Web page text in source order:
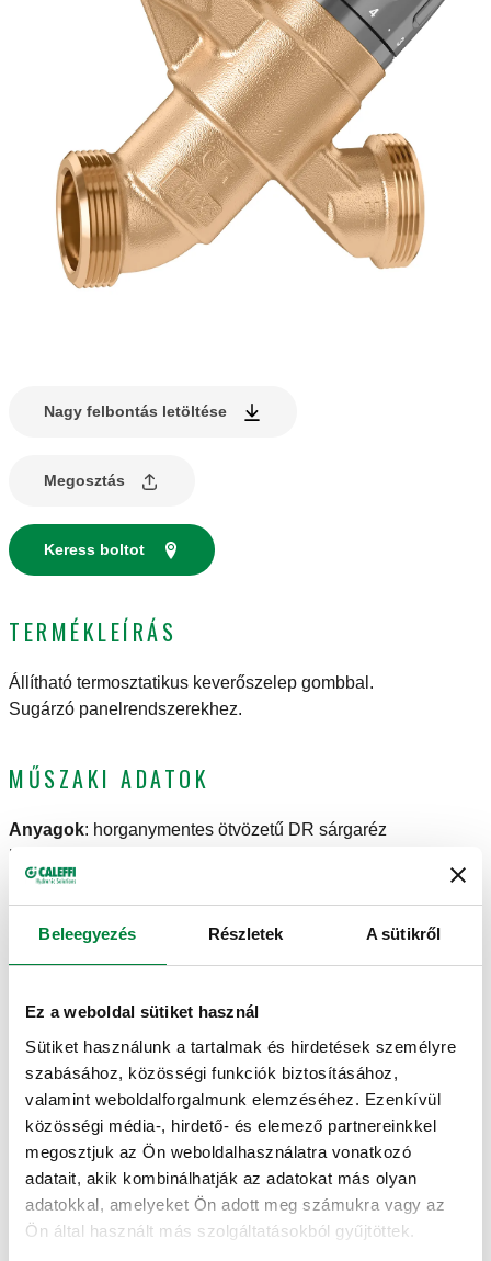
Beleegyezés Részletek A sütikről
Ez a weboldal sütiket használ
Sütiket használunk a tartalmak és hirdetések személyre
szabásához, közösségi funkciók biztosításához,
valamint weboldalforgalmunk elemzéséhez. Ezenkívül
közösségi média-, hirdető- és elemező partnereinkkel
megosztjuk az Ön weboldalhasználatra vonatkozó
adatait, akik kombinálhatják az adatokat más olyan
adatokkal, amelyeket Ön adott meg számukra vagy az
Ön által használt más szolgáltatásokból gyűjtöttek.
Nagy felbontás letöltése
Megosztás
Keress boltot
TERMÉKLEÍRÁS
Állítható termosztatikus keverőszelep gombbal.
Sugárzó panelrendszerekhez.
MŰSZAKI ADATOK
Anyagok: horganymentes ötvözetű DR sárgaréz
Közeg hőmérséklet tartomány
Maximális működési nyomás
RAJZOK ÉS SPECIFIKÁCIÓK
Termékkód Csatlakozások DN
tartomány
Actions
520251
G 3/4" A (ISO
228-1) M
DN 20
(test)
20–43 °C